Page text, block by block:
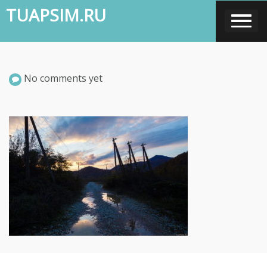
Skip
to
content
TUAPSIM.RU
No comments yet